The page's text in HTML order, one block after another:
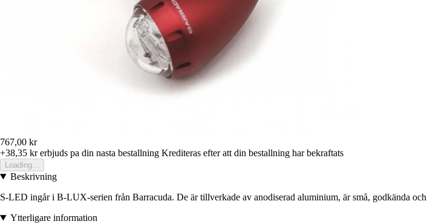
767,00 kr
+38,35 krerbjuds pa din nasta bestallning Krediteras efter att din bestallning har bekraftats
Loading...
Beskrivning
S-LED ingår i B-LUX-serien från Barracuda. De är tillverkade av anodiserad aluminium, är små, godkända
Ytterligare information